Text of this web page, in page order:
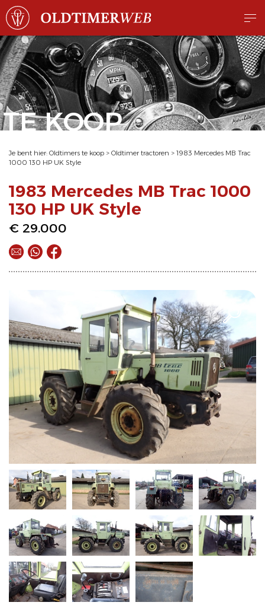
TE KOOP
Je bent hier: Oldtimers te koop > Oldtimer tractoren > 1983 Mercedes MB Trac
1000 130 HP UK Style
1983 Mercedes MB Trac 1000
130 HP UK Style
€ 29.000